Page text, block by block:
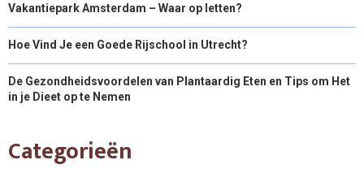
Vakantiepark Amsterdam – Waar op letten?
Hoe Vind Je een Goede Rijschool in Utrecht?
De Gezondheidsvoordelen van Plantaardig Eten en Tips om Het
in je Dieet op te Nemen
Categorieën